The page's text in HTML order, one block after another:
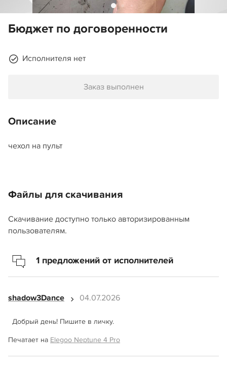
Бюджет по договоренности
Исполнителя нет
Заказ выполнен
Описание
чехол на пульт
Файлы для скачивания
Скачивание доступно только авторизированным
пользователям.
1 предложений от исполнителей
shadow3Dance 04.07.2026
Добрый день! Пишите в личку.
Печатает на Elegoo Neptune 4 Pro